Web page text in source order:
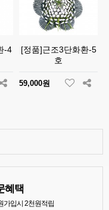
-4
[정품]근조3단화환-5
호
59,000원
혜택
가입시 2천원적립